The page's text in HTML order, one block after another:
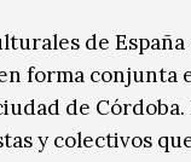
de
forma conjunta
de
y colectivos